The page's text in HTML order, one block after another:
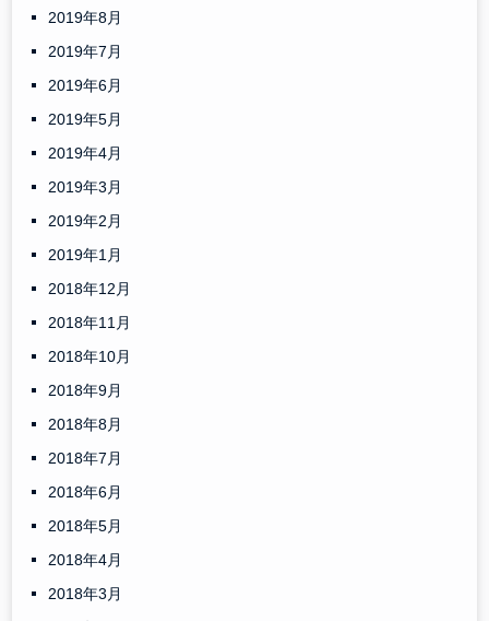
2019年8月
2019年7月
2019年6月
2019年5月
2019年4月
2019年3月
2019年2月
2019年1月
2018年12月
2018年11月
2018年10月
2018年9月
2018年8月
2018年7月
2018年6月
2018年5月
2018年4月
2018年3月